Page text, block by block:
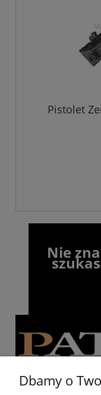
Pistolet
Nie
Dbamy o